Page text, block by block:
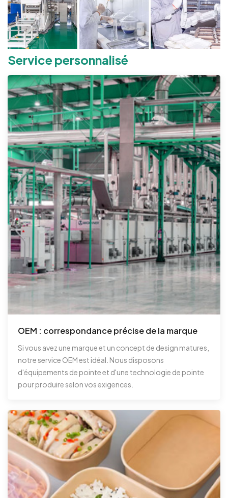
Service personnalisé
OEM : correspondance précise de la marque
Si vous avez une marque et un concept de design matures,
notre service OEM est idéal. Nous disposons
d'équipements de pointe et d'une technologie de pointe
pour produire selon vos exigences.